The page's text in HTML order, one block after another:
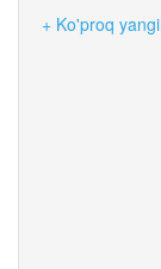
+ Ko'proq